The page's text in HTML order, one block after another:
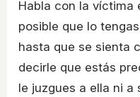
Habla con la víctima
posible que lo
hasta que se sienta
decirle que estás
le juzgues a ella ni a